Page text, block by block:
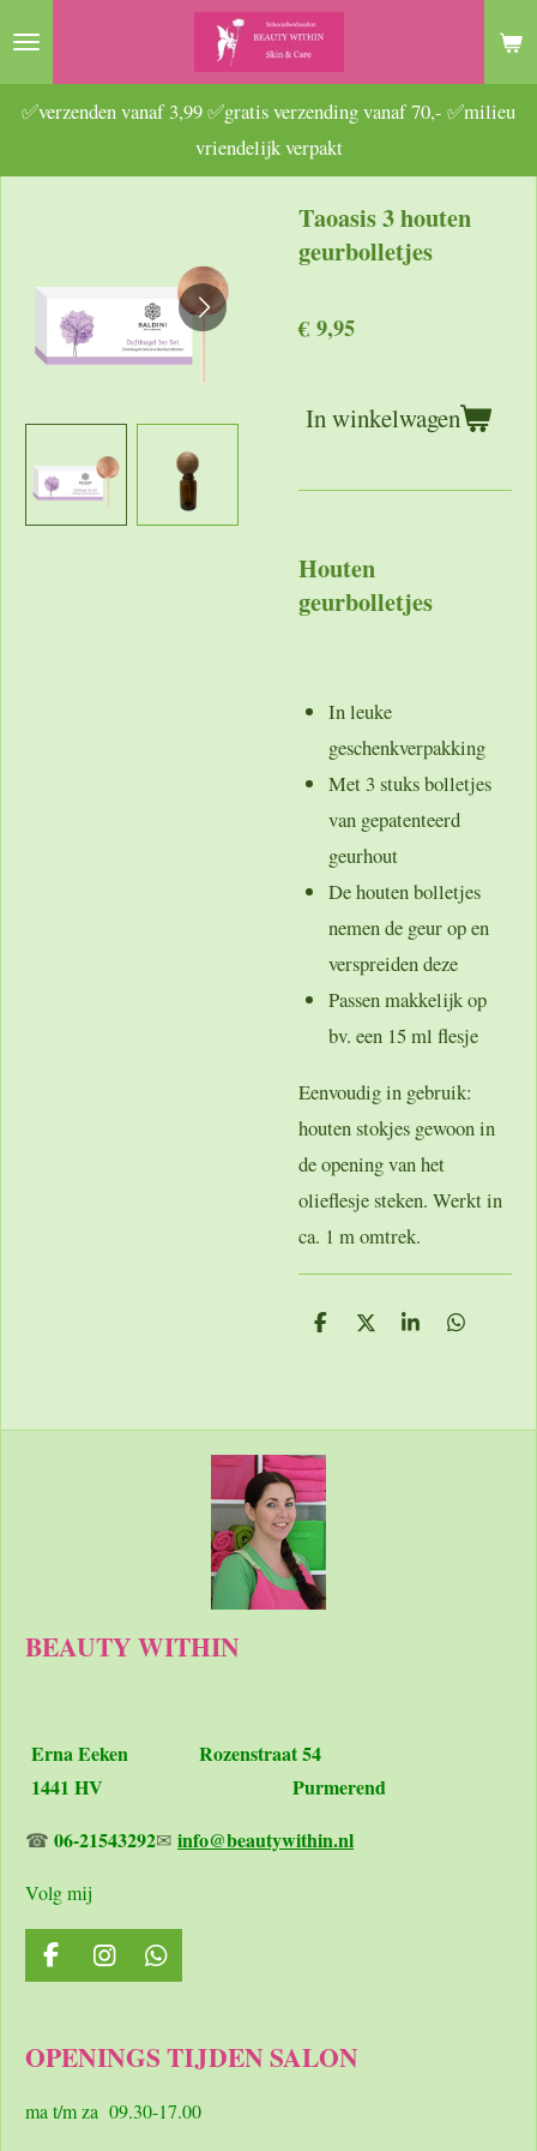
Ga
naar
hoofdinhoud
✅verzenden vanaf 3,99 ✅gratis verzending vanaf 70,- ✅milieu
vriendelijk verpakt
Taoasis 3 houten
geurbolletjes
€ 9,95
In winkelwagen
Houten
geurbolletjes
In leuke
geschenkverpakking
Met 3 stuks bolletjes
van gepatenteerd
geurhout
De houten bolletjes
nemen de geur op en
verspreiden deze
Passen makkelijk op
bv. een 15 ml flesje
Eenvoudig in gebruik:
houten stokjes gewoon in
de opening van het
olieflesje steken. Werkt in
ca. 1 m omtrek.
D
D
S
D
BEAUTY WITHIN
Erna Eeken Rozenstraat 54
1441 HV Purmerend
☎ 06-21543292✉ info@beautywithin.nl
Volg mij
F
a
b
o
I
n
a
r
W
h
s
p
OPENINGS TIJDEN SALON
ma t/m za 09.30-17.00